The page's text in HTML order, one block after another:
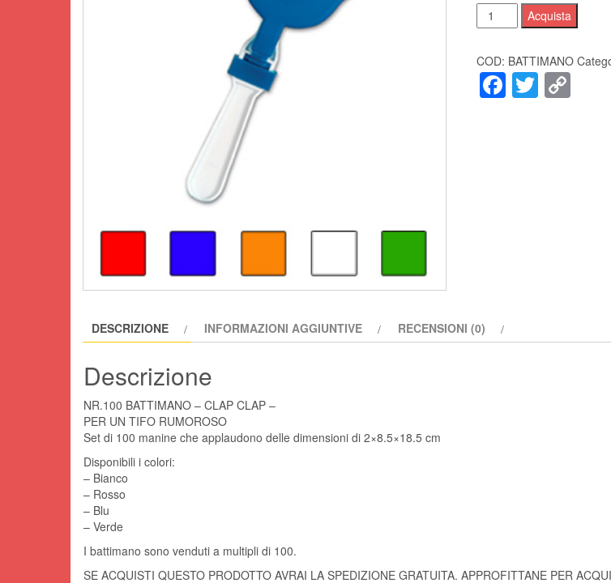
Battimano
-
clap
(100pz.)
Acquista
COD: BATTIMANO
Facebook
Twitter
DESCRIZIONE INFORMAZIONI AGGIUNTIVE RECENSIONI (0)
Descrizione
NR.100 BATTIMANO – CLAP CLAP –
PER UN TIFO RUMOROSO
Set di 100 manine che applaudono delle dimensioni di 2×8.5×18.5 cm
Disponibili i colori:
– Bianco
– Rosso
– Blu
– Verde
I battimano sono venduti a multipli di 100.
SE ACQUISTI QUESTO PRODOTTO AVRAI LA SPEDIZIONE GRATUITA. APPROFITTANE PER